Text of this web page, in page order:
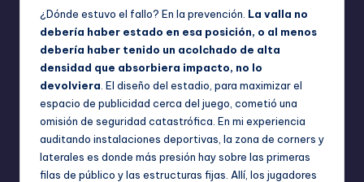
¿Dónde estuvo el fallo? En la prevención. La valla no
debería haber estado en esa posición, o al menos
debería haber tenido un acolchado de alta
densidad que absorbiera impacto, no lo
devolviera . El diseño del estadio, para maximizar el
espacio de publicidad cerca del juego, cometió una
omisión de seguridad catastrófica. En mi experiencia
auditando instalaciones deportivas, la zona de corners y
laterales es donde más presión hay sobre las primeras
filas de público y las estructuras fijas. Allí, los jugadores